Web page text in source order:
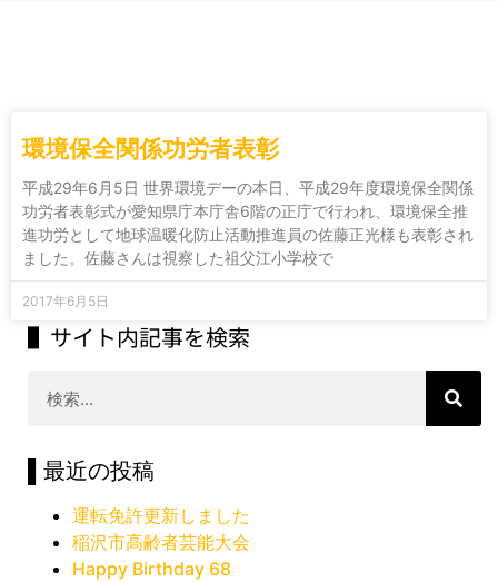
環境保全関係功労者表彰
平成29年6月5日 世界環境デーの本日、平成29年度環境保全関係
功労者表彰式が愛知県庁本庁舎6階の正庁で行われ、環境保全推
進功労として地球温暖化防止活動推進員の佐藤正光様も表彰され
ました。佐藤さんは視察した祖父江小学校で
2017年6月5日
▌サイト内記事を検索
▌最近の投稿
運転免許更新しました
稲沢市高齢者芸能大会
Happy Birthday 68